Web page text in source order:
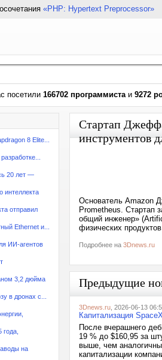
«PHP: Hypertext Preprocessor»
посетили 166702 программистаи 9272
8 Elite...
20 лет —
интеллекта
отправил
Ethernet и...
ИИ-агентов
3,2 дюйма
в дронах с...
на
Стартап
инструментов
Основатель Amazon
Prometheus. Стартап
общий инженер»
физических
Подробнее на 3Dnews.ru
Предыдущие
3Dnews.ru , 2026-06-13
Капитализация
После вчерашнего
19 % до $160,95 за
выше, чем
капитализации